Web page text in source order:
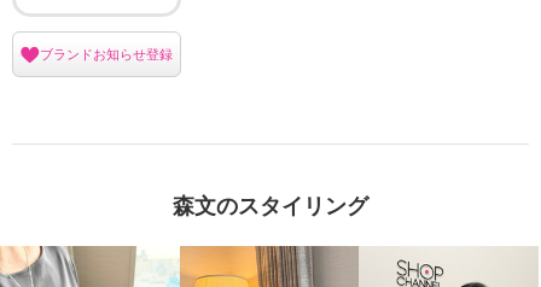
ブランドお知らせ登録
森文のスタイリング